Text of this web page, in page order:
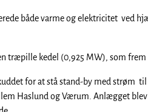
både varme og elektricitet ved
træpille kedel (0,925 MW), som
for at stå stand-by med strøm
Haslund og Værum. Anlægget